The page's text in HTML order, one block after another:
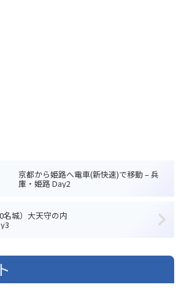
京都から姫路へ電車(新快速)で移動 – 兵
庫・姫路 Day2
名城）大天守の内